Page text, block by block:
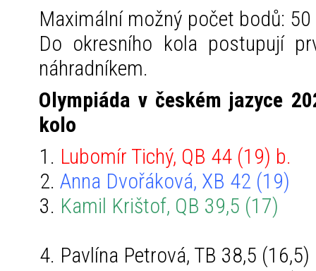
Maximální možný počet bodů:
Do okresního kola postupují
náhradníkem.
Olympiáda v českém jazyce
kolo
Lubomír Tichý, QB 44 (19) b.
Anna Dvořáková, XB 42 (19)
Kamil Krištof, QB 39,5 (17)
Pavlína Petrová, TB 38,5 (16,5)